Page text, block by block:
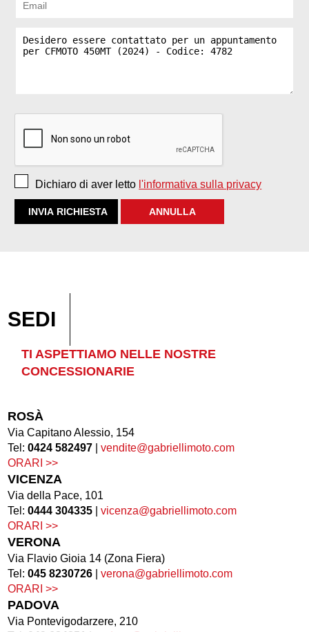
Dichiaro di aver letto l'informativa sulla privacy
SEDI
TI ASPETTIAMO NELLE NOSTRE
CONCESSIONARIE
ROSÀ
Via Capitano Alessio, 154
Tel:0424 582497 |vendite@gabriellimoto.com
ORARI >>
VICENZA
Via della Pace, 101
Tel:0444 304335 |vicenza@gabriellimoto.com
ORARI >>
VERONA
Via Flavio Gioia 14 (Zona Fiera)
Tel:045 8230726 |verona@gabriellimoto.com
ORARI >>
PADOVA
Via Pontevigodarzere, 210